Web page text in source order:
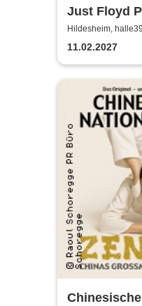
Just Floyd
Floyd
Hildesheim, halle39
11.02.2027